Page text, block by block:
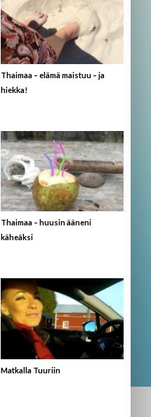
Thaimaa – elämä maistuu – ja
hiekka!
Thaimaa – huusin ääneni
käheäksi
Matkalla Tuuriin